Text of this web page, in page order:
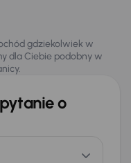
gdziekolwiek w
dla Ciebie podobny w
o